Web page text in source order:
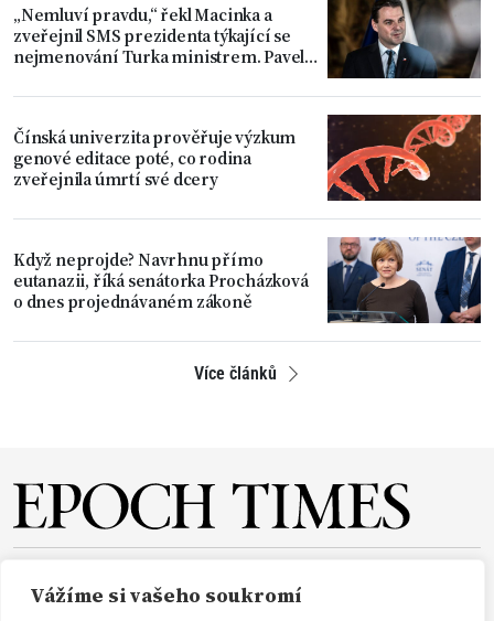
Vážíme si vašeho soukromí
„Nemluví pravdu,“ řekl Macinka a
zveřejnil SMS prezidenta týkající se
nejmenování Turka ministrem. Pavel
Čínská univerzita prověřuje výzkum
genové editace poté, co rodina
zveřejnila úmrtí své dcery
Když neprojde? Navrhnu přímo
eutanazii, říká senátorka Procházková
o dnes projednávaném zákoně
Více článků